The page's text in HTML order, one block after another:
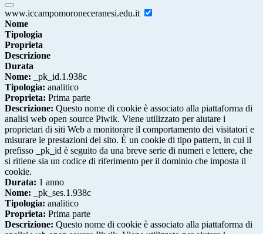
www.iccampomoroneceranesi.edu.it
Nome
Tipologia
Proprieta
Descrizione
Durata
Nome: _pk_id.1.938c
Tipologia: analitico
Proprieta: Prima parte
Descrizione: Questo nome di cookie è associato alla piattaforma di
analisi web open source Piwik. Viene utilizzato per aiutare i
proprietari di siti Web a monitorare il comportamento dei visitatori e
misurare le prestazioni del sito. È un cookie di tipo pattern, in cui il
prefisso _pk_id è seguito da una breve serie di numeri e lettere, che
si ritiene sia un codice di riferimento per il dominio che imposta il
cookie.
Durata: 1 anno
Nome: _pk_ses.1.938c
Tipologia: analitico
Proprieta: Prima parte
Descrizione: Questo nome di cookie è associato alla piattaforma di